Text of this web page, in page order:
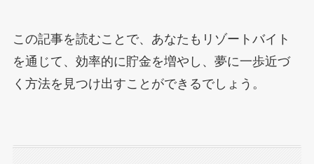
この記事を読むことで、あなたもリゾートバイト
を通じて、効率的に貯金を増やし、夢に一歩近づ
く方法を見つけ出すことができるでしょう。